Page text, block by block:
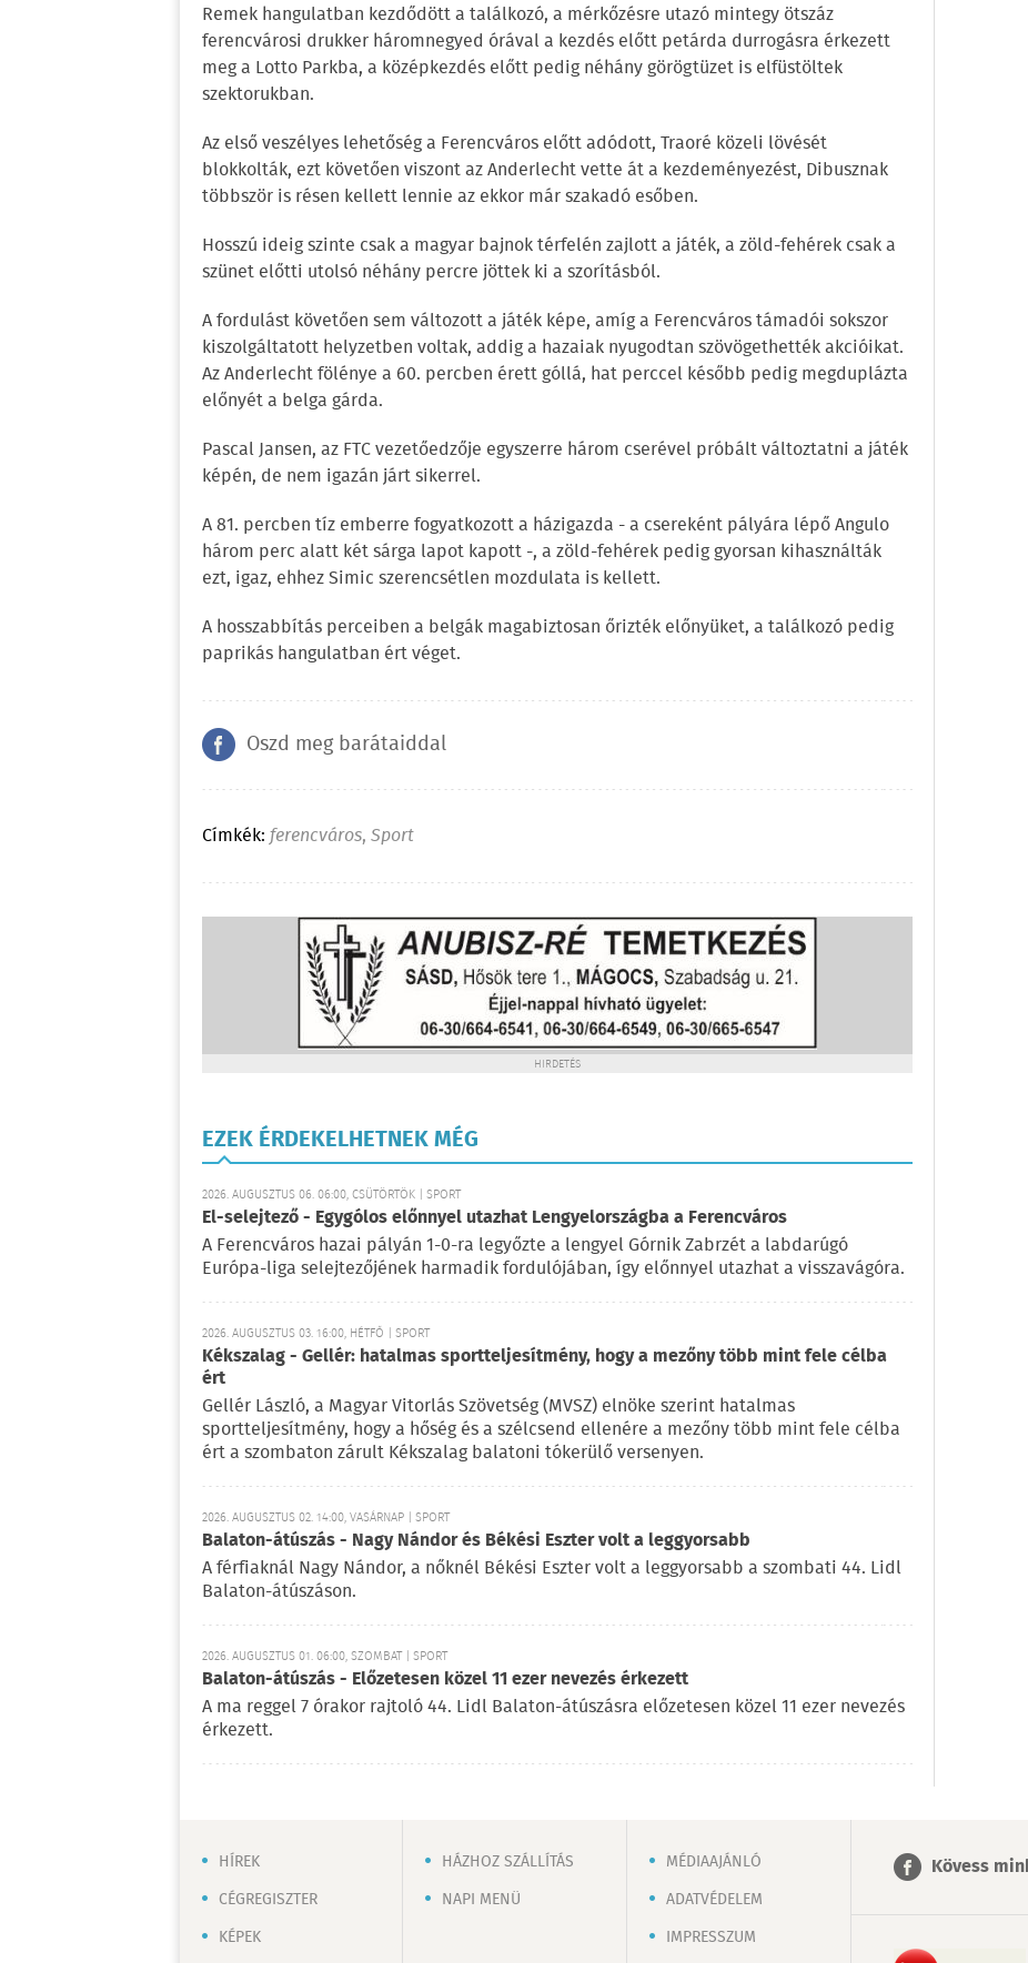
Remek hangulatban kezdődött a találkozó, a mérkőzésre utazó mintegy ötszáz
ferencvárosi drukker háromnegyed órával a kezdés előtt petárda durrogásra érkezett
meg a Lotto Parkba, a középkezdés előtt pedig néhány görögtüzet is elfüstöltek
szektorukban.
Az első veszélyes lehetőség a Ferencváros előtt adódott, Traoré közeli lövését
blokkolták, ezt követően viszont az Anderlecht vette át a kezdeményezést, Dibusznak
többször is résen kellett lennie az ekkor már szakadó esőben.
Hosszú ideig szinte csak a magyar bajnok térfelén zajlott a játék, a zöld-fehérek csak a
szünet előtti utolsó néhány percre jöttek ki a szorításból.
A fordulást követően sem változott a játék képe, amíg a Ferencváros támadói sokszor
kiszolgáltatott helyzetben voltak, addig a hazaiak nyugodtan szövögethették akcióikat.
Az Anderlecht fölénye a 60. percben érett góllá, hat perccel később pedig megduplázta
előnyét a belga gárda.
Pascal Jansen, az FTC vezetőedzője egyszerre három cserével próbált változtatni a játék
képén, de nem igazán járt sikerrel.
A 81. percben tíz emberre fogyatkozott a házigazda - a csereként pályára lépő Angulo
három perc alatt két sárga lapot kapott -, a zöld-fehérek pedig gyorsan kihasználták
ezt, igaz, ehhez Simic szerencsétlen mozdulata is kellett.
A hosszabbítás perceiben a belgák magabiztosan őrizték előnyüket, a találkozó pedig
paprikás hangulatban ért véget.
Oszd meg barátaiddal
Címkék: ferencváros, Sport
HIRDETÉS
EZEK ÉRDEKELHETNEK MÉG
2026. AUGUSZTUS 06. 06:00, CSÜTÖRTÖK | SPORT
El-selejtező - Egygólos előnnyel utazhat Lengyelországba a Ferencváros
A Ferencváros hazai pályán 1-0-ra legyőzte a lengyel Górnik Zabrzét a labdarúgó
Európa-liga selejtezőjének harmadik fordulójában, így előnnyel utazhat a visszavágóra.
2026. AUGUSZTUS 03. 16:00, HÉTFŐ | SPORT
Kékszalag - Gellér: hatalmas sportteljesítmény, hogy a mezőny több mint fele célba
ért
Gellér László, a Magyar Vitorlás Szövetség (MVSZ) elnöke szerint hatalmas
sportteljesítmény, hogy a hőség és a szélcsend ellenére a mezőny több mint fele célba
ért a szombaton zárult Kékszalag balatoni tókerülő versenyen.
2026. AUGUSZTUS 02. 14:00, VASÁRNAP | SPORT
Balaton-átúszás - Nagy Nándor és Békési Eszter volt a leggyorsabb
A férfiaknál Nagy Nándor, a nőknél Békési Eszter volt a leggyorsabb a szombati 44. Lidl
Balaton-átúszáson.
2026. AUGUSZTUS 01. 06:00, SZOMBAT | SPORT
Balaton-átúszás - Előzetesen közel 11 ezer nevezés érkezett
A ma reggel 7 órakor rajtoló 44. Lidl Balaton-átúszásra előzetesen közel 11 ezer nevezés
érkezett.
HÍREK
CÉGREGISZTER
KÉPEK
HÁZHOZ SZÁLLÍTÁS
NAPI MENÜ
MÉDIAAJÁNLÓ
ADATVÉDELEM
IMPRESSZUM
Kövess